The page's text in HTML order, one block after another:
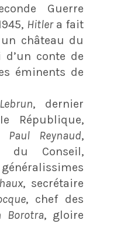
Guerre
Hitler a fait
château du
conte de
éminents de
, dernier
République,
Paul Reynaud,
du Conseil,
, secrétaire
, chef des
Borotra, gloire